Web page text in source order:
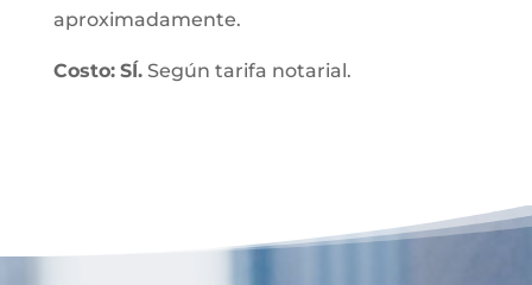
aproximadamente.
Costo: SÍ.Según tarifa notarial.